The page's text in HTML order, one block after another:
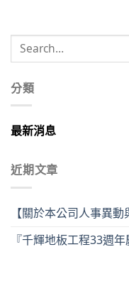
分類
最新消息
近期文章
【關於本公司人事異動
『千輝地板工程33週